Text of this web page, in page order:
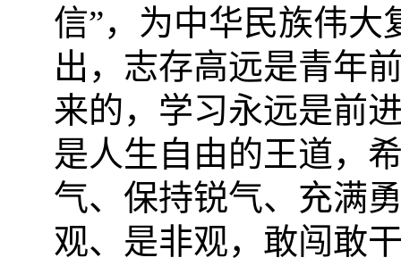
信”，为中华民族伟
出， 志存高远是青年
来的，学习永远是前
是人生自由的王道，
气、保持锐气、充满
观、是非观，敢闯敢